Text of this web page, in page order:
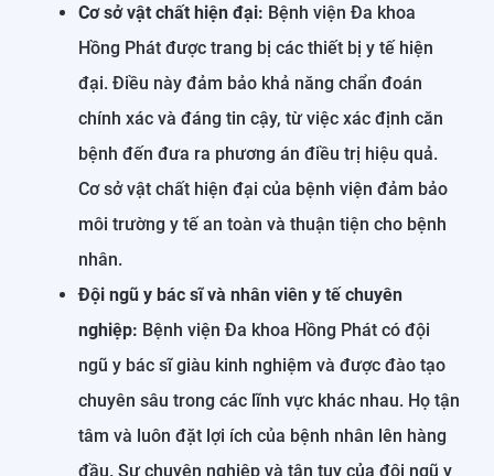
Cơ sở vật chất hiện đại: Bệnh viện Đa khoa
Hồng Phát được trang bị các thiết bị y tế hiện
đại. Điều này đảm bảo khả năng chẩn đoán
chính xác và đáng tin cậy, từ việc xác định căn
bệnh đến đưa ra phương án điều trị hiệu quả.
Cơ sở vật chất hiện đại của bệnh viện đảm bảo
môi trường y tế an toàn và thuận tiện cho bệnh
nhân.
Đội ngũ y bác sĩ và nhân viên y tế chuyên
nghiệp: Bệnh viện Đa khoa Hồng Phát có đội
ngũ y bác sĩ giàu kinh nghiệm và được đào tạo
chuyên sâu trong các lĩnh vực khác nhau. Họ tận
tâm và luôn đặt lợi ích của bệnh nhân lên hàng
đầu. Sự chuyên nghiệp và tận tụy của đội ngũ y